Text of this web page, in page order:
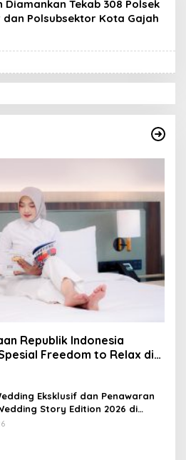
Diamankan Tekab 308 Polsek
dan Polsubsektor Kota Gajah
Republik Indonesia
Freedom to Relax di
Randu
Eksklusif dan Penawaran
Story Edition 2026 di
Lampung